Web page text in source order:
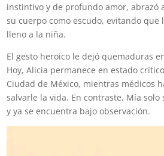
instintivo y de profundo amor, abrazó
su cuerpo como escudo, evitando que
lleno a la niña.
El gesto heroico le dejó quemaduras
Hoy, Alicia permanece en estado
Ciudad de México, mientras médicos
salvarle la vida. En contraste, Mía
y ya se encuentra bajo observación.